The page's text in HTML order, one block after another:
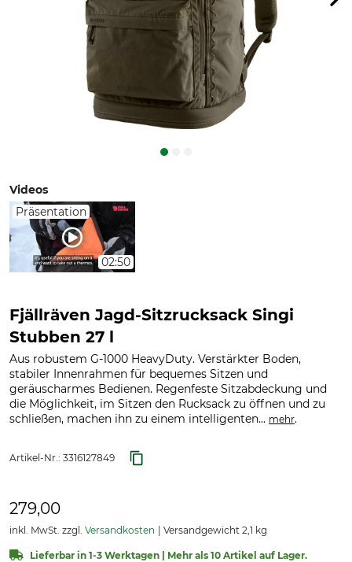
Videos
Präsentation
02:50
Fjällräven Jagd-Sitzrucksack Singi
Stubben 27 l
Aus robustem G-1000 HeavyDuty. Verstärkter Boden,
stabiler Innenrahmen für bequemes Sitzen und
geräuscharmes Bedienen. Regenfeste Sitzabdeckung und
die Möglichkeit, im Sitzen den Rucksack zu öffnen und zu
schließen, machen ihn zu einem intelligenten... mehr.
Artikel-Nr.: 3316127849
279,00
inkl. MwSt. zzgl. Versandkosten Versandgewicht 2,1 kg
Lieferbar in 1-3 Werktagen | Mehr als 10 Artikel auf Lager.